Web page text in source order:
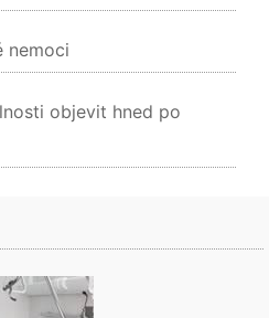
nemoci
objevit hned po